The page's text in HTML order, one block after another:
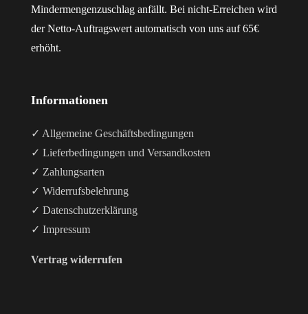
Mindermengenzuschlag anfällt. Bei nicht-Erreichen wird
der Netto-Auftragswert automatisch von uns auf 65€
erhöht.
Informationen
✓ Allgemeine Geschäftsbedingungen
✓ Lieferbedingungen und Versandkosten
✓ Zahlungsarten
✓ Widerrufsbelehrung
✓ Datenschutzerklärung
✓ Impressum
Vertrag widerrufen